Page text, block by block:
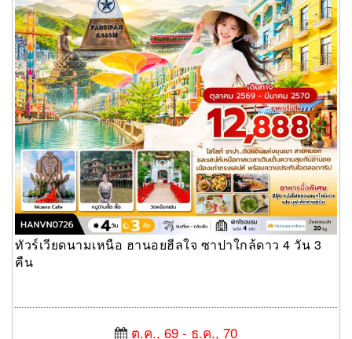
ทัวร์เวียดนามเหนือ ฮานอยฮีลใจ ซาปาใกล้ดาว 4 วัน 3
คืน
ต.ค., 69 - ธ.ค., 70